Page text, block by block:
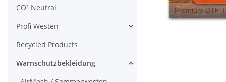
CO² Neutral
Profi Westen
Recycled Products
Warnschutzbekleidung